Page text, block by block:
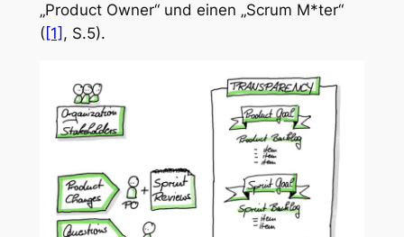
„Product Owner“ und einen „Scrum M*ter“
([1] , S.5).